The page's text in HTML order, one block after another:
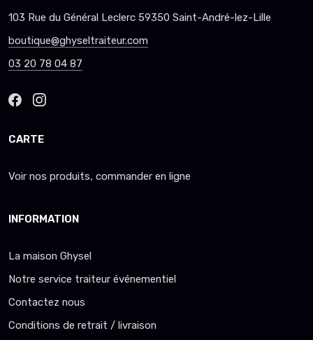
103 Rue du Général Leclerc 59350 Saint-André-lez-Lille
boutique@ghyseltraiteur.com
03 20 78 04 87
CARTE
Voir nos produits, commander en ligne
INFORMATION
La maison Ghysel
Notre service traiteur événementiel
Contactez nous
Conditions de retrait / livraison